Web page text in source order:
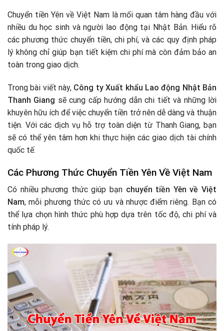
Chuyển tiền Yên về Việt Nam là mối quan tâm hàng đầu với
nhiều du học sinh và người lao động tại Nhật Bản. Hiểu rõ
các phương thức chuyển tiền, chi phí, và các quy định pháp
lý không chỉ giúp bạn tiết kiệm chi phí mà còn đảm bảo an
toàn trong giao dịch.
Trong bài viết này, Công ty Xuất khẩu Lao động Nhật Bản
Thanh Giang sẽ cung cấp hướng dẫn chi tiết và những lời
khuyên hữu ích để việc chuyển tiền trở nên dễ dàng và thuận
tiện. Với các dịch vụ hỗ trợ toàn diện từ Thanh Giang, bạn
sẽ có thể yên tâm hơn khi thực hiện các giao dịch tài chính
quốc tế.
Các Phương Thức Chuyển Tiền Yên Về Việt Nam
Có nhiều phương thức giúp bạn chuyển tiền Yên về Việt
Nam, mỗi phương thức có ưu và nhược điểm riêng. Bạn có
thể lựa chọn hình thức phù hợp dựa trên tốc độ, chi phí và
tính pháp lý.